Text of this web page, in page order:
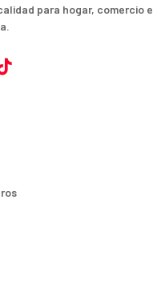
para hogar, comercio e